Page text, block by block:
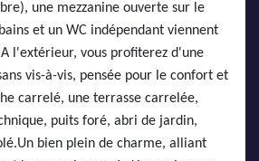
une mezzanine ouverte sur le
et un WC indépendant viennent
l'extérieur, vous profiterez d'une
vis-à-vis, pensée pour le confort et
carrelé, une terrasse carrelée,
puits foré, abri de jardin,
bien plein de charme, alliant